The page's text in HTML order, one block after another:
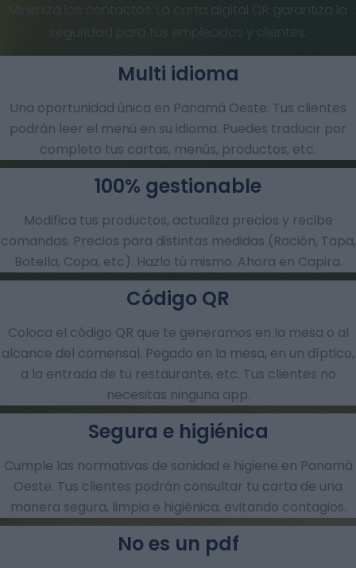
Minimiza los contactos. La carta digital QR garantiza la
seguridad para tus empleados y clientes.
Una oportunidad única en Panamá Oeste. Tus clientes
podrán leer el menú en su idioma. Puedes traducir por
completo tus cartas, menús, productos, etc.
Multi idioma
Modifica tus productos, actualiza precios y recibe
comandas.​ Precios para distintas medidas (Ración, Tapa,
Botella, Copa, etc). Hazlo tú mismo. Ahora en Capira.
100% gestionable
Coloca el código QR que te generamos en la mesa o al
alcance del comensal. Pegado en la mesa, en un díptico,
a la entrada de tu restaurante, etc. Tus clientes no
necesitas ninguna app.
Código QR
Cumple las normativas de sanidad e higiene en Panamá
Oeste. Tus clientes podrán consultar tu carta de una
manera segura, limpia e higiénica, evitando contagios.
Segura e higiénica
No es un pdf